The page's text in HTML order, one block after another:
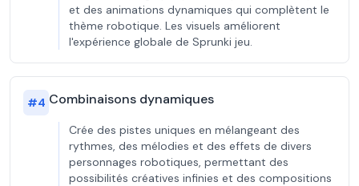
et des animations dynamiques qui complètent le
thème robotique. Les visuels améliorent
l'expérience globale de Sprunki jeu.
#4 Combinaisons dynamiques
Crée des pistes uniques en mélangeant des
rythmes, des mélodies et des effets de divers
personnages robotiques, permettant des
possibilités créatives infinies et des compositions